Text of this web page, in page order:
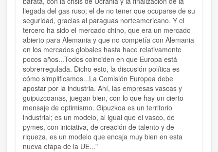
llegada del gas ruso; el de no tener que ocuparse de su
seguridad, gracias al paraguas norteamericano. Y el
tercero ha sido el mercado chino, que era un mercado
abierto para Alemania y que no competía con Alemania
en los mercados globales hasta hace relativamente
pocos años...Todos coinciden en que Europa está
sobrerregulada. Dicho esto, la discusión política es
cómo simplificamos...La Comisión Europea debe
apostar por la industria. Ahí, las empresas vascas y
guipuzcoanas, juegan bien, con lo que hay un cierto
mensaje de optimismo. Gipuzkoa es un territorio
industrial; es un modelo, al igual que el vasco, de
pymes, con iniciativa, de creación de talento y de
riqueza, es un modelo que encaja muy bien en esta
nueva etapa de la UE..."